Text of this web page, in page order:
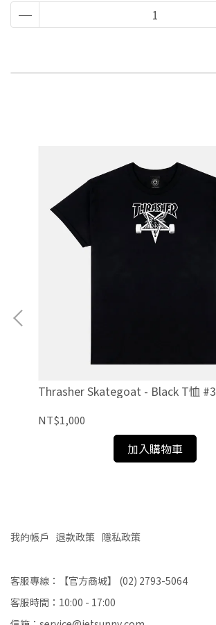
Thrasher Skategoat - Black T恤 #3
NT$1,000
加入購物車
我的帳戶 退款政策 隱私政策
客服專線：【官方商城】 (02) 2793-5064
客服時間：10:00 - 17:00